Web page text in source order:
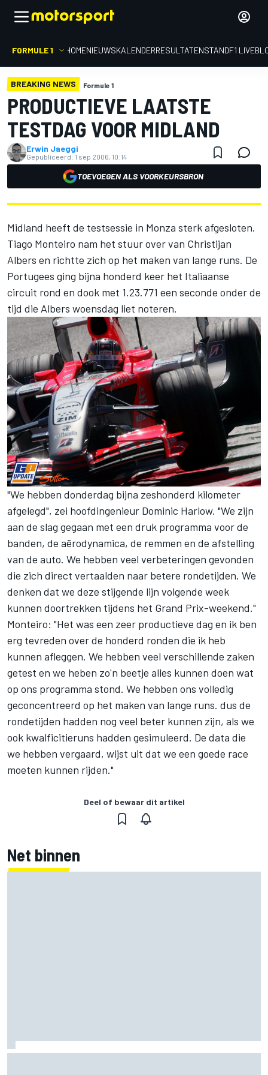
FORMULE 1 HOMENIEUWSKALENDERRESULTATENSTANDF1
BREAKING NEWS Formule 1
PRODUCTIEVE LAATSTE
TESTDAG VOOR MIDLAND
Erwin Jaeggi
Gepubliceerd: 1 sep 2006, 10:14
TOEVOEGEN ALS VOORKEURSBRON
Midland heeft de testsessie in Monza sterk afgesloten.
Tiago Monteiro nam het stuur over van Christijan
Albers en richtte zich op het maken van lange runs. De
Portugees ging bijna honderd keer het Italiaanse
circuit rond en dook met 1.23.771 een seconde onder de
tijd die Albers woensdag liet noteren.
"We hebben donderdag bijna zeshonderd kilometer
afgelegd", zei hoofdingenieur Dominic Harlow. "We zijn
aan de slag gegaan met een druk programma voor de
banden, de aërodynamica, de remmen en de afstelling
van de auto. We hebben veel verbeteringen gevonden
die zich direct vertaalden naar betere rondetijden. We
denken dat we deze stijgende lijn volgende week
kunnen doortrekken tijdens het Grand Prix-weekend."
Monteiro: "Het was een zeer productieve dag en ik ben
erg tevreden over de honderd ronden die ik heb
kunnen afleggen. We hebben veel verschillende zaken
getest en we heben zo'n beetje alles kunnen doen wat
op ons programma stond. We hebben ons volledig
geconcentreerd op het maken van lange runs. dus de
rondetijden hadden nog veel beter kunnen zijn, als we
ook kwalficitieruns hadden gesimuleerd. De data die
we hebben vergaard, wijst uit dat we een goede race
moeten kunnen rijden."
Deel of bewaar dit artikel
Net binnen